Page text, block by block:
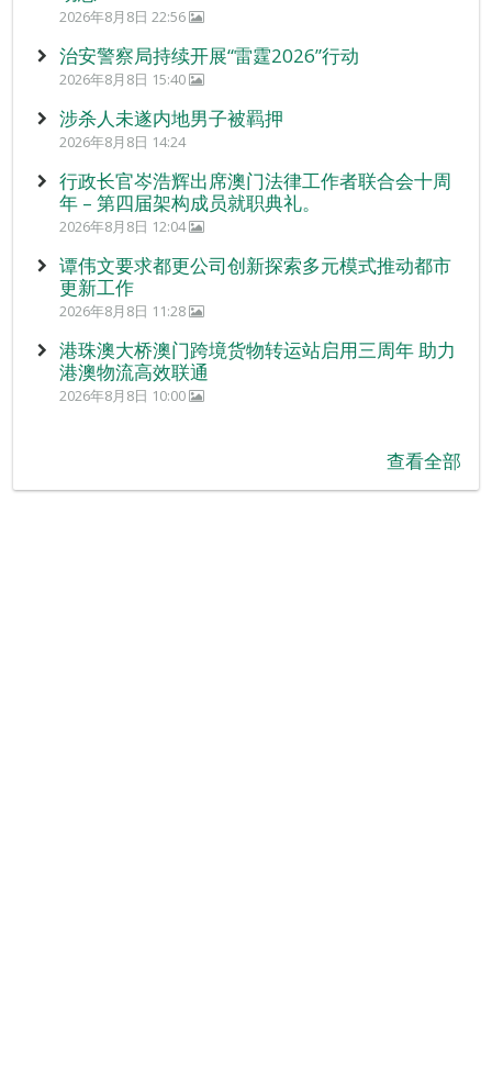
2026年8月8日 22:56
治安警察局持续开展“雷霆2026”行动
2026年8月8日 15:40
涉杀人未遂内地男子被羁押
2026年8月8日 14:24
行政长官岑浩辉出席澳门法律工作者联合会十周
年 – 第四届架构成员就职典礼。
2026年8月8日 12:04
谭伟文要求都更公司创新探索多元模式推动都市
更新工作
2026年8月8日 11:28
港珠澳大桥澳门跨境货物转运站启用三周年 助力
港澳物流高效联通
2026年8月8日 10:00
查看全部